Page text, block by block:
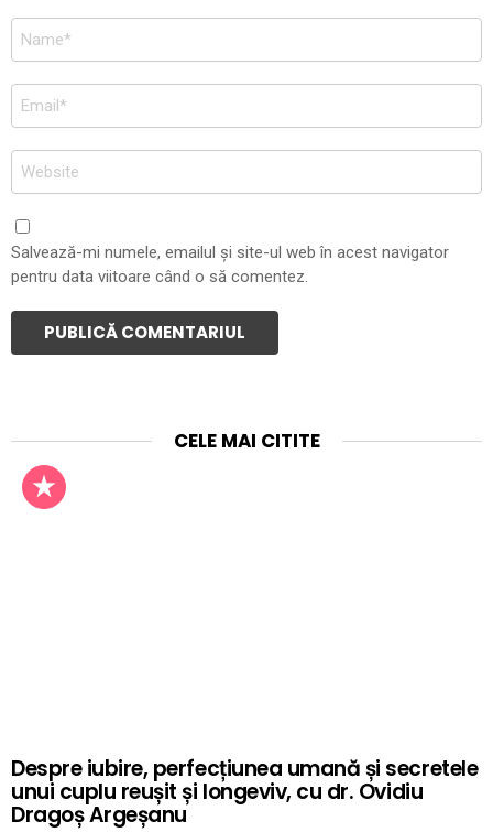
Nume
*
Email
*
Site
web
Salvează-mi numele, emailul și site-ul web în acest navigator
pentru data viitoare când o să comentez.
CELE MAI CITITE
Despre iubire, perfecțiunea umană și secretele
unui cuplu reușit și longeviv, cu dr. Ovidiu
Dragoș Argeșanu